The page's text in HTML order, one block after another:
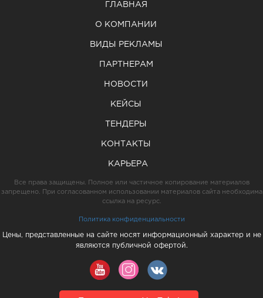
ГЛАВНАЯ
О КОМПАНИИ
ВИДЫ РЕКЛАМЫ
ПАРТНЕРАМ
НОВОСТИ
КЕЙСЫ
ТЕНДЕРЫ
КОНТАКТЫ
КАРЬЕРА
Все права защищены. Полное или частичное копирование материалов
запрещено. При согласованном использовании материалов сайта необходима
ссылка на ресурс.
Политика конфиденциальности
Цены, представленные на сайте носят информационный характер и не
являются публичной офертой.